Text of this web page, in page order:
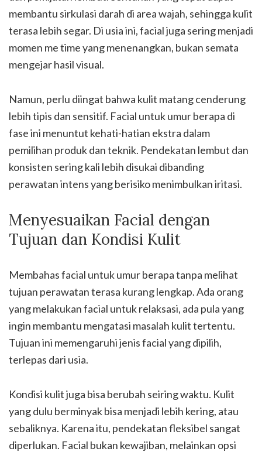
membantu sirkulasi darah di area wajah, sehingga kulit
terasa lebih segar. Di usia ini, facial juga sering menjadi
momen me time yang menenangkan, bukan semata
mengejar hasil visual.
Namun, perlu diingat bahwa kulit matang cenderung
lebih tipis dan sensitif. Facial untuk umur berapa di
fase ini menuntut kehati-hatian ekstra dalam
pemilihan produk dan teknik. Pendekatan lembut dan
konsisten sering kali lebih disukai dibanding
perawatan intens yang berisiko menimbulkan iritasi.
Menyesuaikan Facial dengan
Tujuan dan Kondisi Kulit
Membahas facial untuk umur berapa tanpa melihat
tujuan perawatan terasa kurang lengkap. Ada orang
yang melakukan facial untuk relaksasi, ada pula yang
ingin membantu mengatasi masalah kulit tertentu.
Tujuan ini memengaruhi jenis facial yang dipilih,
terlepas dari usia.
Kondisi kulit juga bisa berubah seiring waktu. Kulit
yang dulu berminyak bisa menjadi lebih kering, atau
sebaliknya. Karena itu, pendekatan fleksibel sangat
diperlukan. Facial bukan kewajiban, melainkan opsi